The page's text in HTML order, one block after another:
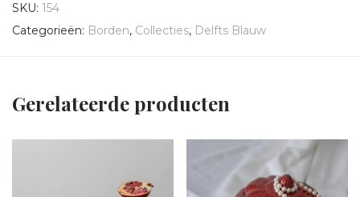
SKU: 154
Categorieën: Borden, Collecties, Delfts Blauw
Gerelateerde producten